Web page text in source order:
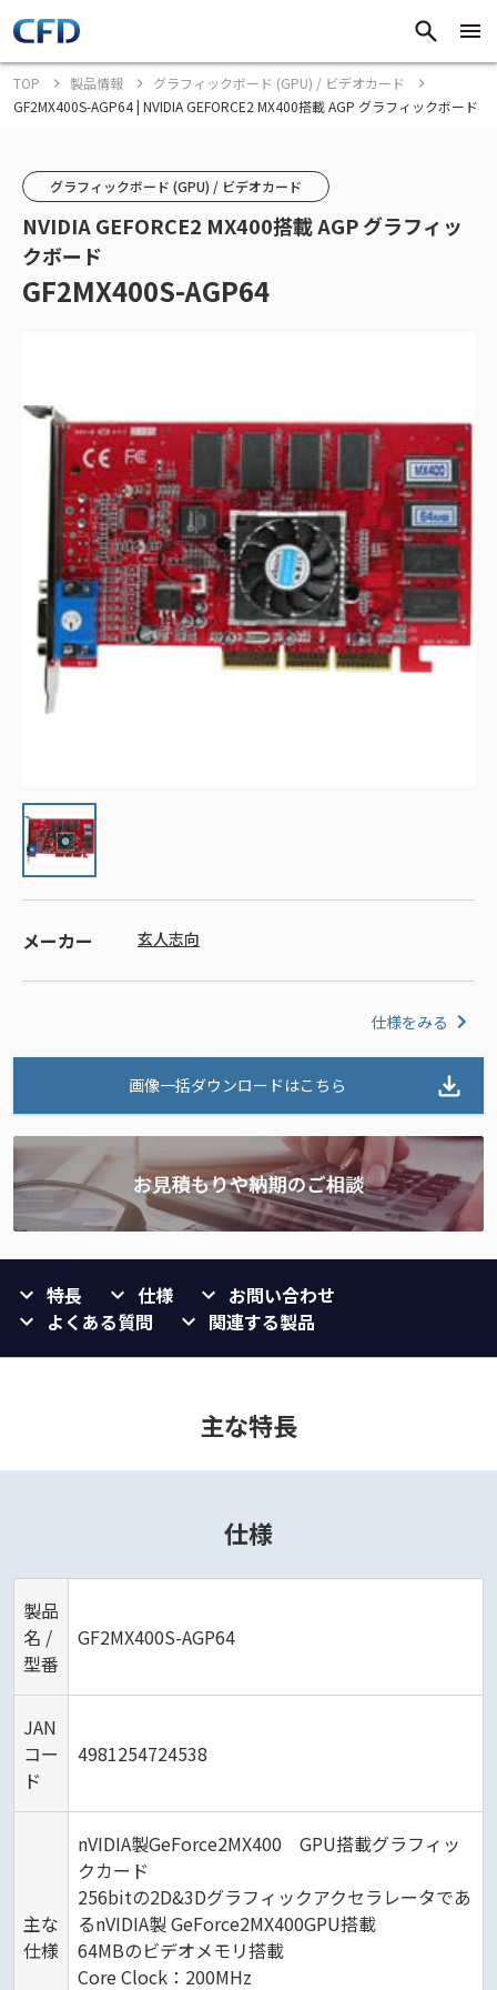
TOP 製品情報
グラフィックボード (GPU) / ビデオカード
GF2MX400S-AGP64 | NVIDIA GEFORCE2 MX400搭載 AGP グラフィックボード
グラフィックボード (GPU) / ビデオカード
NVIDIA GEFORCE2 MX400搭載 AGP グラフィッ
クボード
GF2MX400S-AGP64
メーカー 玄人志向
仕様をみる
画像一括ダウンロードはこちら
特長 仕様
お問い合わせ
よくある質問
関連する製品
主な特長
仕様
製品
名 /
型番
GF2MX400S-AGP64
JAN
コー
ド
4981254724538
主な
仕様
nVIDIA製GeForce2MX400 GPU搭載グラフィッ
クカード
256bitの2D&3Dグラフィックアクセラレータであ
るnVIDIA製 GeForce2MX400GPU搭載
64MBのビデオメモリ搭載
Core Clock：200MHz